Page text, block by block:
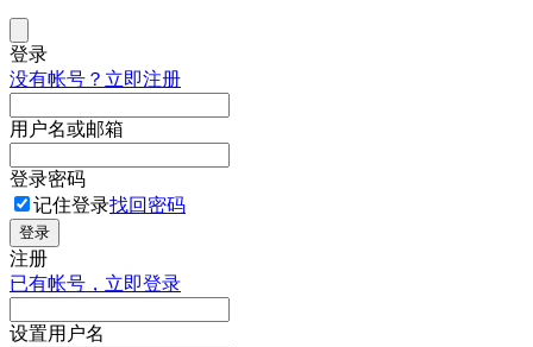
登录
没有帐号？立即注册
用户名或邮箱
登录密码
记住登录找回密码
登录
注册
已有帐号，立即登录
设置用户名